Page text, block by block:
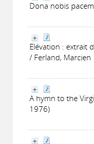
Dona nobis
Elévation : extrait
/ Ferland, Marcien
A hymn to the
1976)